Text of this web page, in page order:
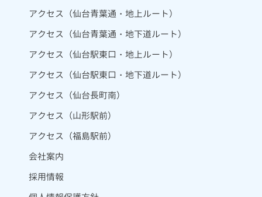
アクセス（仙台青葉通・地上ルート）
アクセス（仙台青葉通・地下道ルート）
アクセス（仙台駅東口・地上ルート）
アクセス（仙台駅東口・地下道ルート）
アクセス（仙台長町南）
アクセス（山形駅前）
アクセス（福島駅前）
会社案内
採用情報